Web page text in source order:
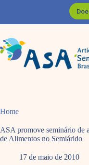
Home
ASA promove seminário de
de Alimentos no Semiárido
17 de maio de 2010